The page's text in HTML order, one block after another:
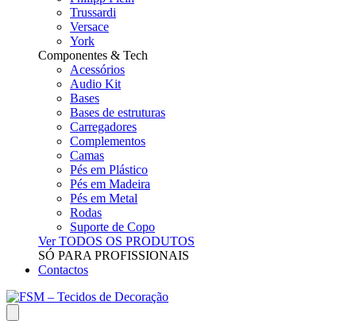
Trussardi
Versace
York
Componentes & Tech
Acessórios
Audio Kit
Bases
Bases de estruturas
Carregadores
Complementos
Camas
Pés em Plástico
Pés em Madeira
Pés em Metal
Rodas
Suporte de Copo
Ver TODOS OS PRODUTOS
SÓ PARA PROFISSIONAIS
Contactos